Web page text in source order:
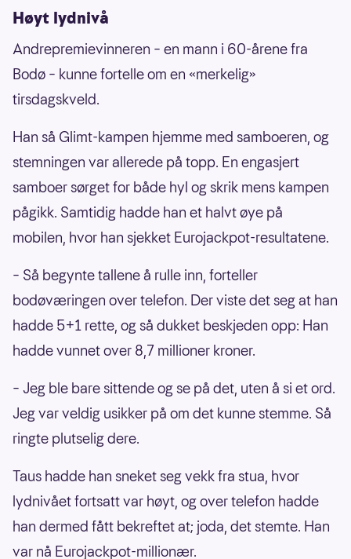
Høyt lydnivå
Andrepremievinneren – en mann i 60-årene fra
Bodø – kunne fortelle om en «merkelig»
tirsdagskveld.
Han så Glimt-kampen hjemme med samboeren, og
stemningen var allerede på topp. En engasjert
samboer sørget for både hyl og skrik mens kampen
pågikk. Samtidig hadde han et halvt øye på
mobilen, hvor han sjekket Eurojackpot-resultatene.
– Så begynte tallene å rulle inn, forteller
bodøværingen over telefon. Der viste det seg at han
hadde 5+1 rette, og så dukket beskjeden opp: Han
hadde vunnet over 8,7 millioner kroner.
– Jeg ble bare sittende og se på det, uten å si et ord.
Jeg var veldig usikker på om det kunne stemme. Så
ringte plutselig dere.
Taus hadde han sneket seg vekk fra stua, hvor
lydnivået fortsatt var høyt, og over telefon hadde
han dermed fått bekreftet at; joda, det stemte. Han
var nå Eurojackpot-millionær.